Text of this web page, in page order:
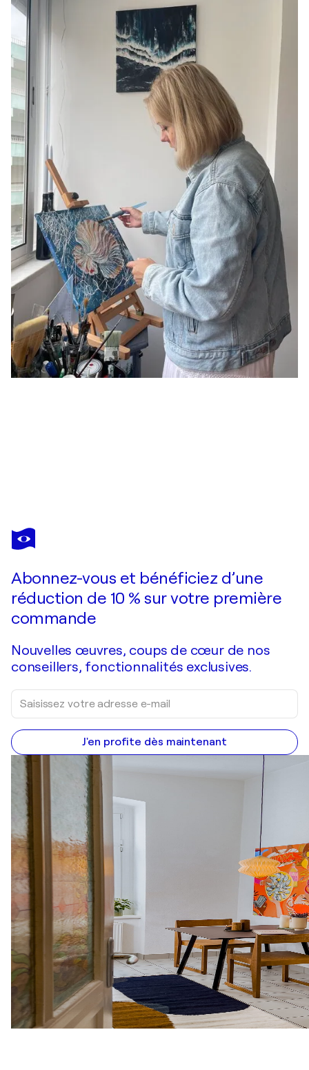
IRINA
KURGANSKAYA
Je passe commande
Abonnez-vous et bénéficiez d’une
réduction de 10 % sur votre première
commande
Nouvelles œuvres, coups de cœur de nos
conseillers, fonctionnalités exclusives.
J'en profite dès maintenant